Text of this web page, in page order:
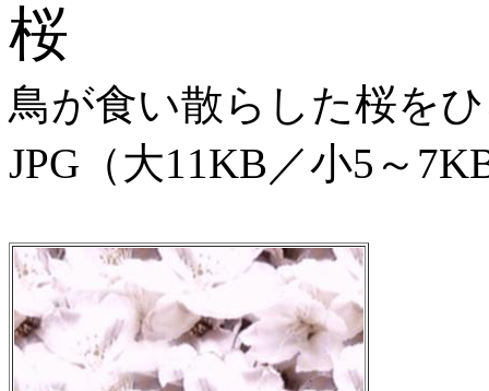
桜
鳥が食い散らした桜を
JPG（大11KB／小5～